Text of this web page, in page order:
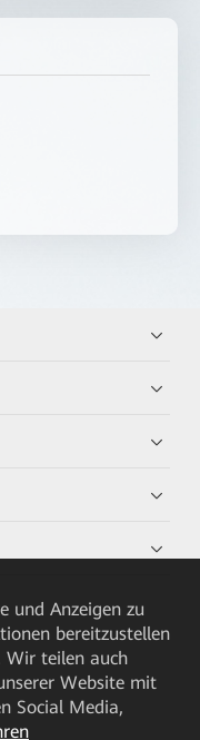
und Anzeigen zu
bereitzustellen
Wir teilen auch
Website mit
Social Media,